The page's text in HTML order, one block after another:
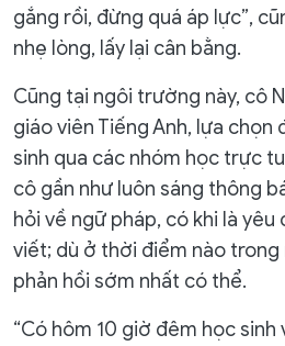
gắng rồi, đừng quá áp lực”,
nhẹ lòng, lấy lại cân bằng.
Cũng tại ngôi trường này, cô
giáo viên Tiếng Anh, lựa chọn
sinh qua các nhóm học trực
cô gần như luôn sáng thông
hỏi về ngữ pháp, có khi là
viết; dù ở thời điểm nào trong
phản hồi sớm nhất có thể.
“Có hôm 10 giờ đêm học sinh